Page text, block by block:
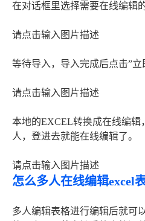
在对话框里选择需要在线编辑
请点击输入图片描述
等待导入，导入完成后点击”立
请点击输入图片描述
本地的EXCEL转换成在线编辑
人，登进去就能在线编辑了。
请点击输入图片描述
怎么多人在线编辑excel表
多人编辑表格进行编辑后就可